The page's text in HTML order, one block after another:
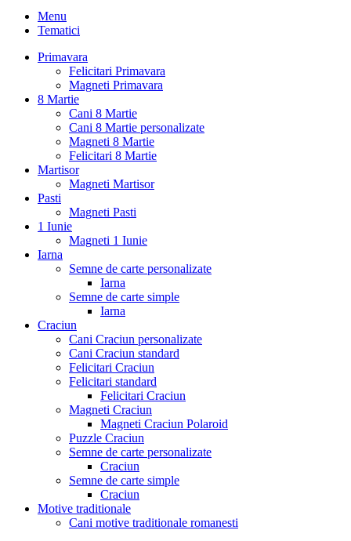
Menu
Tematici
Primavara
Felicitari Primavara
Magneti Primavara
8 Martie
Cani 8 Martie
Cani 8 Martie personalizate
Magneti 8 Martie
Felicitari 8 Martie
Martisor
Magneti Martisor
Pasti
Magneti Pasti
1 Iunie
Magneti 1 Iunie
Iarna
Semne de carte personalizate
Iarna
Semne de carte simple
Iarna
Craciun
Cani Craciun personalizate
Cani Craciun standard
Felicitari Craciun
Felicitari standard
Felicitari Craciun
Magneti Craciun
Magneti Craciun Polaroid
Puzzle Craciun
Semne de carte personalizate
Craciun
Semne de carte simple
Craciun
Motive traditionale
Cani motive traditionale romanesti